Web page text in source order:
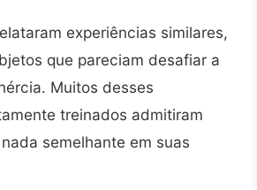
experiências similares,
que pareciam desafiar a
Muitos desses
treinados admitiram
semelhante em suas